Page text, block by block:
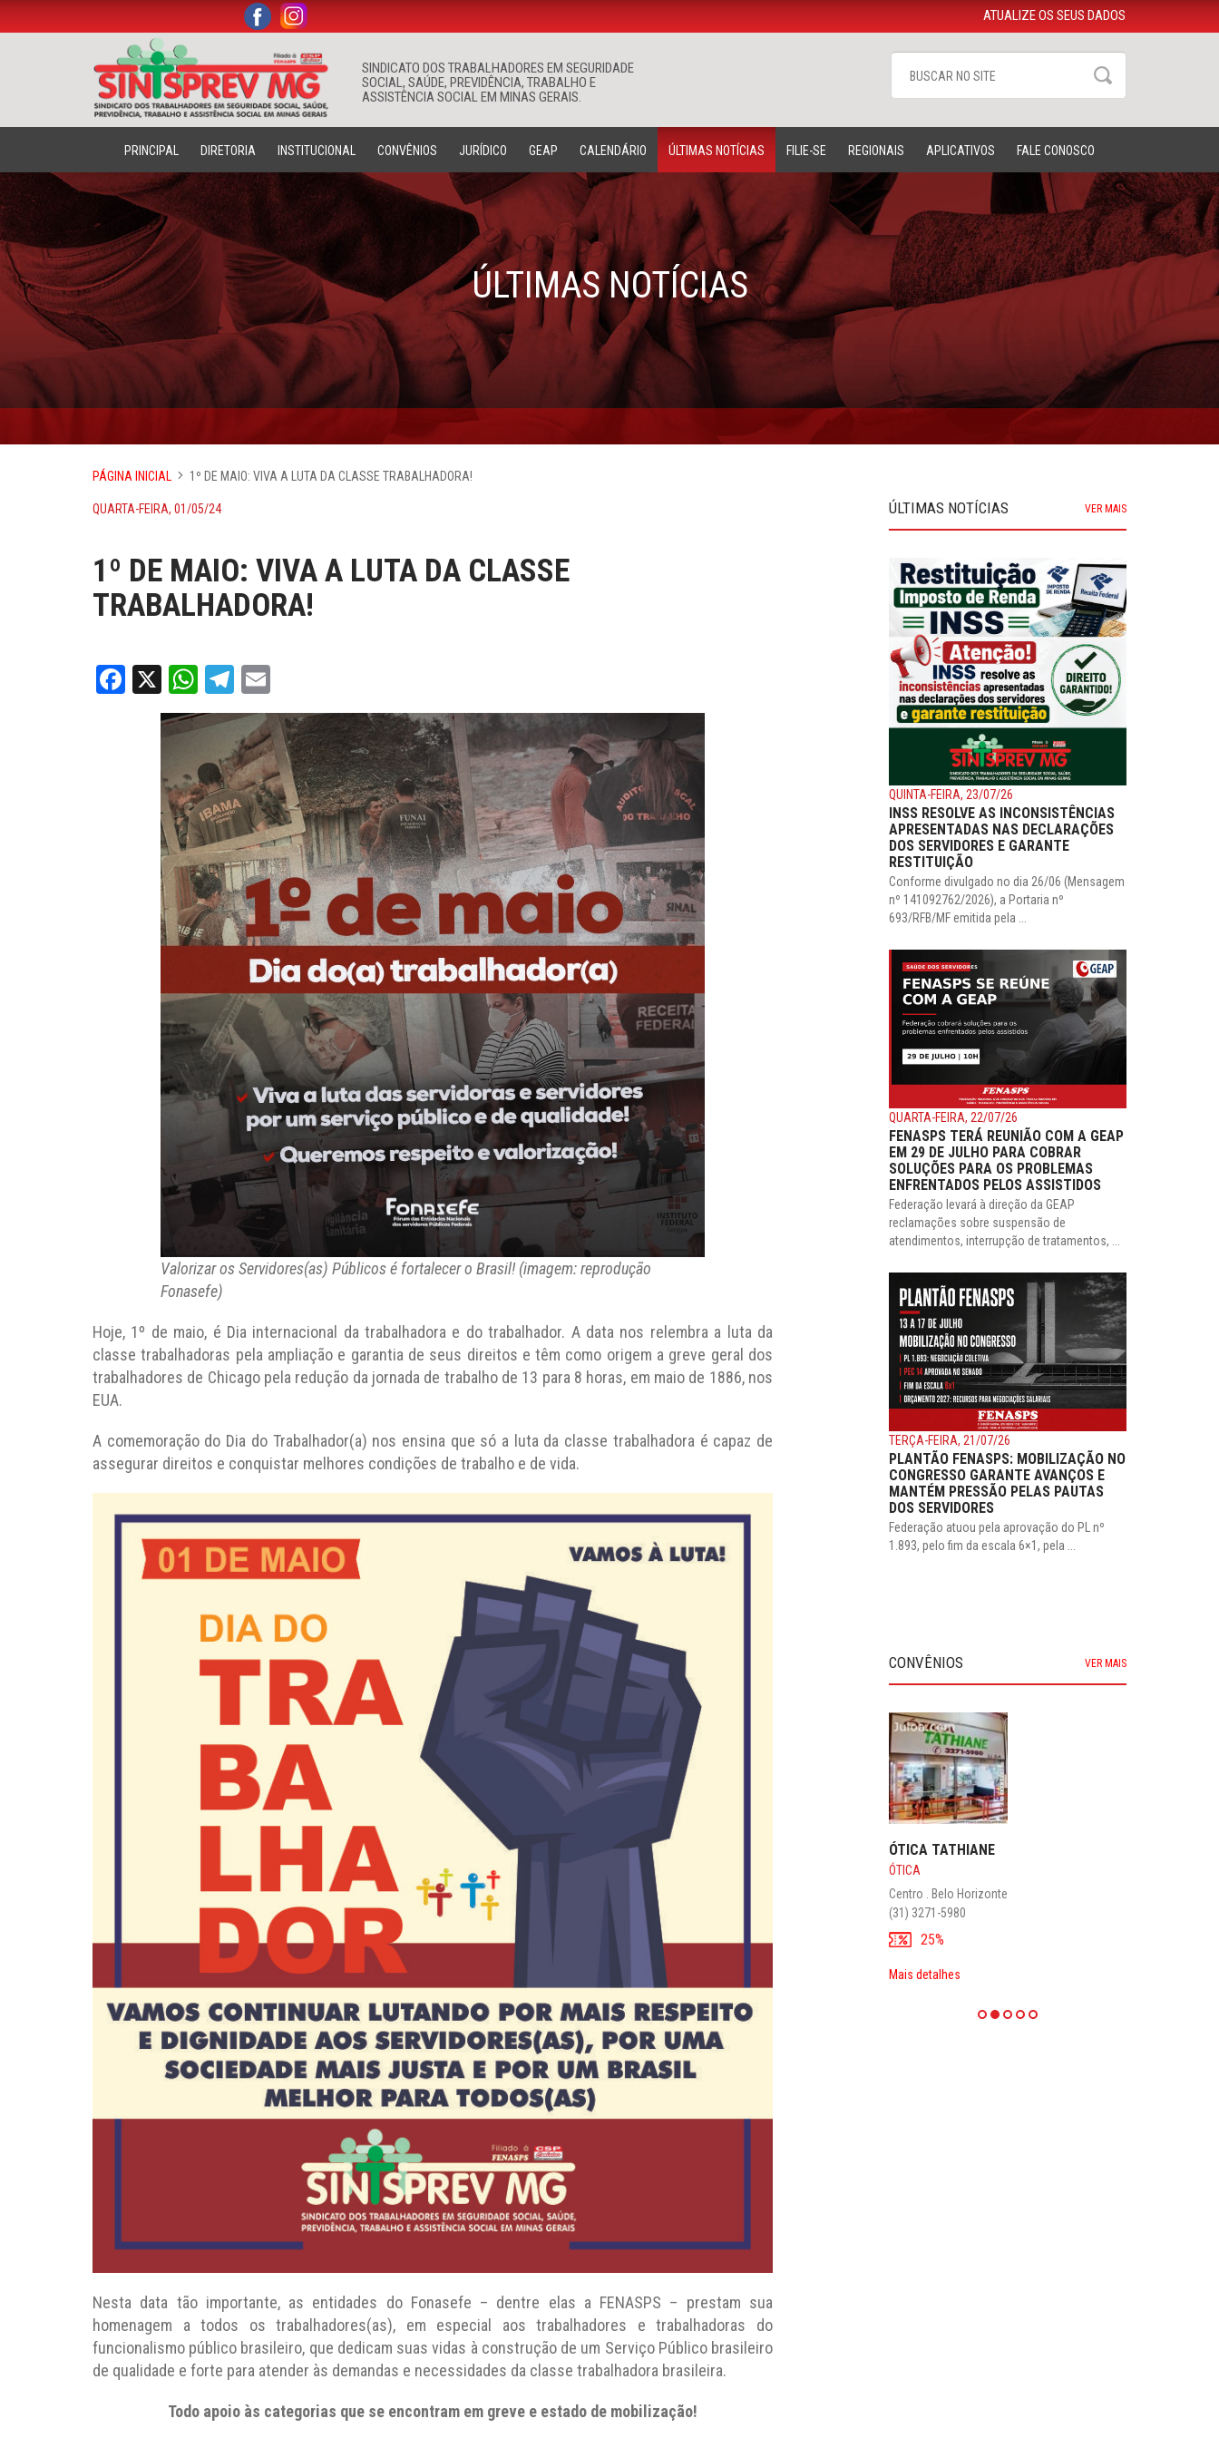
SINDICATO DOS TRABALHADORES EM SEGURIDADE
SOCIAL, SAÚDE, PREVIDÊNCIA, TRABALHO E
ASSISTÊNCIA SOCIAL EM MINAS GERAIS.
Buscar
. . ATUALIZE OS SEUS DADOS
PRINCIPAL DIRETORIA INSTITUCIONAL CONVÊNIOS JURÍDICO GEAP CALENDÁRIO ÚLTIMAS NOTÍCIAS FILIE-SE REGIONAIS APLICATIVOS FALE CONOSCO
ÚLTIMAS NOTÍCIAS
PÁGINA INICIAL 1º DE MAIO: VIVA A LUTA DA CLASSE TRABALHADORA!
QUARTA-FEIRA, 01/05/24
1º DE MAIO: VIVA A LUTA DA CLASSE
TRABALHADORA!
Facebook
X WhatsApp
Telegram
Valorizar os Servidores(as) Públicos é fortalecer o Brasil! (imagem: reprodução
Fonasefe)
Hoje, 1º de maio, é Dia internacional da trabalhadora e do trabalhador. A data nos relembra a luta da
classe trabalhadoras pela ampliação e garantia de seus direitos e têm como origem a greve geral dos
trabalhadores de Chicago pela redução da jornada de trabalho de 13 para 8 horas, em maio de 1886, nos
EUA.
A comemoração do Dia do Trabalhador(a) nos ensina que só a luta da classe trabalhadora é capaz de
assegurar direitos e conquistar melhores condições de trabalho e de vida.
Nesta data tão importante, as entidades do Fonasefe – dentre elas a FENASPS – prestam sua
homenagem a todos os trabalhadores(as), em especial aos trabalhadores e trabalhadoras do
funcionalismo público brasileiro, que dedicam suas vidas à construção de um Serviço Público brasileiro
de qualidade e forte para atender às demandas e necessidades da classe trabalhadora brasileira.
Todo apoio às categorias que se encontram em greve e estado de mobilização!
ÚLTIMAS NOTÍCIAS VER MAIS
QUINTA-FEIRA, 23/07/26
INSS RESOLVE AS INCONSISTÊNCIAS
APRESENTADAS NAS DECLARAÇÕES
DOS SERVIDORES E GARANTE
RESTITUIÇÃO
Conforme divulgado no dia 26/06 (Mensagem
nº 141092762/2026), a Portaria nº
693/RFB/MF emitida pela ...
QUARTA-FEIRA, 22/07/26
FENASPS TERÁ REUNIÃO COM A GEAP
EM 29 DE JULHO PARA COBRAR
SOLUÇÕES PARA OS PROBLEMAS
ENFRENTADOS PELOS ASSISTIDOS
Federação levará à direção da GEAP
reclamações sobre suspensão de
atendimentos, interrupção de tratamentos, ...
TERÇA-FEIRA, 21/07/26
PLANTÃO FENASPS: MOBILIZAÇÃO NO
CONGRESSO GARANTE AVANÇOS E
MANTÉM PRESSÃO PELAS PAUTAS
DOS SERVIDORES
Federação atuou pela aprovação do PL nº
1.893, pelo fim da escala 6×1, pela ...
CONVÊNIOS VER MAIS
ÓTICA TATHIANE
ÓTICA
Centro . Belo Horizonte
(31) 3271-5980
25%
Mais detalhes